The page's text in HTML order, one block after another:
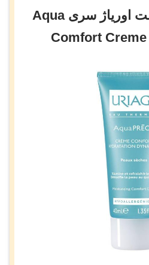
کرم آبرسان پوست اوریاژ سری Aqua